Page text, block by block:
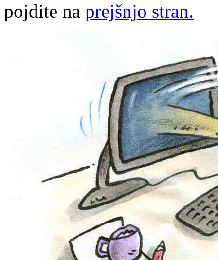
pojdite na prejšnjo stran.